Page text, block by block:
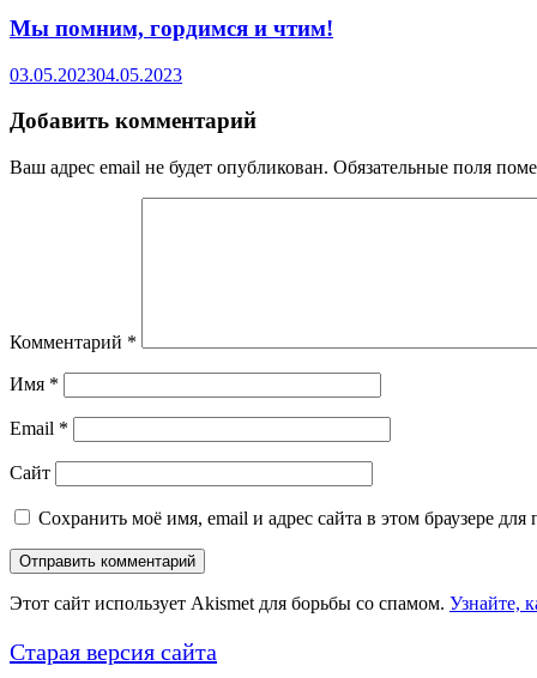
Мы помним, гордимся и чтим!
03.05.202304.05.2023
Добавить комментарий
Ваш адрес email не будет опубликован. Обязательные поля
Комментарий *
Имя *
Email *
Сайт
Сохранить моё имя, email и адрес сайта в этом браузере
Этот сайт использует Akismet для борьбы со спамом. Узнайте,
Старая версия сайта